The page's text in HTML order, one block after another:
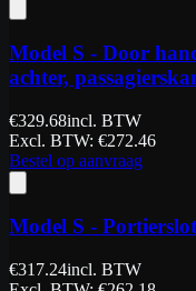
Model S - Door
achter,
€329.68incl. BTW
Excl. BTW: €272.46
Bestel op aanvraag
Model S -
€317.24incl. BTW